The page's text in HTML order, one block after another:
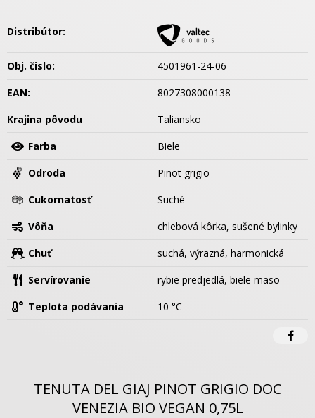
Distribútor:
Obj. čislo:
4501961-24-06
EAN:
8027308000138
Krajina pôvodu
Taliansko
Farba
Biele
Odroda
Pinot grigio
Cukornatosť
Suché
Vôňa
chlebová kôrka, sušené bylinky
Chuť
suchá, výrazná, harmonická
Servírovanie
rybie predjedlá, biele mäso
Teplota podávania
10 °C
TENUTA DEL GIAJ PINOT GRIGIO DOC
VENEZIA BIO VEGAN 0,75L